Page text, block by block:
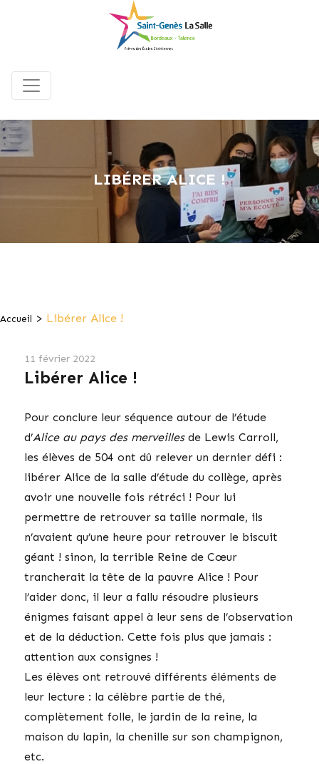
LIBÉRER ALICE !
Accueil > Libérer Alice !
11 février 2022
Libérer Alice !
Pour conclure leur séquence autour de l’étude
d’Alice au pays des merveillesde Lewis Carroll,
les élèves de 504 ont dû relever un dernier défi :
libérer Alice de la salle d’étude du collège, après
avoir une nouvelle fois rétréci ! Pour lui
permettre de retrouver sa taille normale, ils
n’avaient qu’une heure pour retrouver le biscuit
géant ! sinon, la terrible Reine de Cœur
trancherait la tête de la pauvre Alice ! Pour
l’aider donc, il leur a fallu résoudre plusieurs
énigmes faisant appel à leur sens de l’observation
et de la déduction. Cette fois plus que jamais :
attention aux consignes !
Les élèves ont retrouvé différents éléments de
leur lecture : la célèbre partie de thé,
complètement folle, le jardin de la reine, la
maison du lapin, la chenille sur son champignon,
etc.